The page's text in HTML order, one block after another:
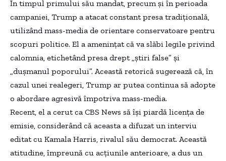
În timpul primului său mandat, precum și în perioada
campaniei, Trump a atacat constant presa tradițională,
utilizând mass-media de orientare conservatoare pentru
scopuri politice. El a amenințat că va slăbi legile privind
calomnia, etichetând presa drept „știri false” și
„dușmanul poporului”. Această retorică sugerează că, în
cazul unei realegeri, Trump ar putea continua să adopte
o abordare agresivă împotriva mass-media.
Recent, el a cerut ca CBS News să își piardă licența de
emisie, considerând că aceasta a difuzat un interviu
editat cu Kamala Harris, rivalul său democrat. Această
atitudine, împreună cu acțiunile anterioare, a dus un